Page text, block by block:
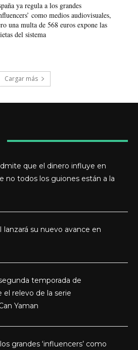
ya regula a los grandes
como medios audiovisuales,
una multa de 568 euros expone las
del sistema
Cargar más
que el dinero influye en
no todos los guiones están a la
lanzará su nuevo avance en
temporada de
el relevo de la serie
Yaman
grandes ‘influencers’ como